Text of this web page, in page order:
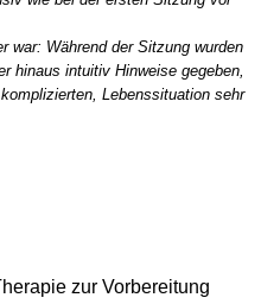
war: Während der Sitzung wurden
hinaus intuitiv Hinweise gegeben,
Lebenssituation sehr
zur Vorbereitung